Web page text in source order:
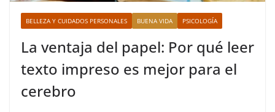
BELLEZA Y CUIDADOS PERSONALES BUENA VIDA PSICOLOGÍA
La ventaja del papel: Por qué leer
texto impreso es mejor para el
cerebro